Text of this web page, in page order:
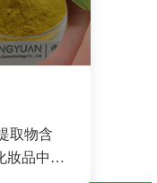
取物含
妝品中的